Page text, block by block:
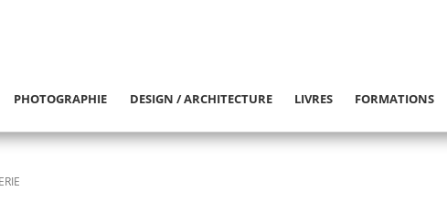
PHOTOGRAPHIE DESIGN / ARCHITECTURE LIVRES FORMATIONS